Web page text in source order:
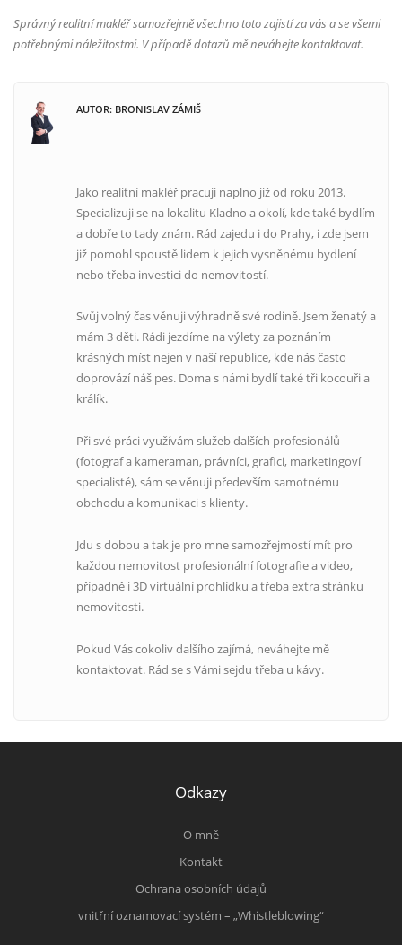
Správný realitní makléř samozřejmě všechno toto zajistí za vás a se všemi
potřebnými náležitostmi. V případě dotazů mě neváhejte kontaktovat.
AUTOR: BRONISLAV ZÁMIŠ
Jako realitní makléř pracuji naplno již od roku 2013.
Specializuji se na lokalitu Kladno a okolí, kde také bydlím
a dobře to tady znám. Rád zajedu i do Prahy, i zde jsem
již pomohl spoustě lidem k jejich vysněnému bydlení
nebo třeba investici do nemovitostí.
Svůj volný čas věnuji výhradně své rodině. Jsem ženatý a
mám 3 děti. Rádi jezdíme na výlety za poznáním
krásných míst nejen v naší republice, kde nás často
doprovází náš pes. Doma s námi bydlí také tři kocouři a
králík.
Při své práci využívám služeb dalších profesionálů
(fotograf a kameraman, právníci, grafici, marketingoví
specialisté), sám se věnuji především samotnému
obchodu a komunikaci s klienty.
Jdu s dobou a tak je pro mne samozřejmostí mít pro
každou nemovitost profesionální fotografie a video,
případně i 3D virtuální prohlídku a třeba extra stránku
nemovitosti.
Pokud Vás cokoliv dalšího zajímá, neváhejte mě
kontaktovat. Rád se s Vámi sejdu třeba u kávy.
Odkazy
O mně
Kontakt
Ochrana osobních údajů
vnitřní oznamovací systém – „Whistleblowing“